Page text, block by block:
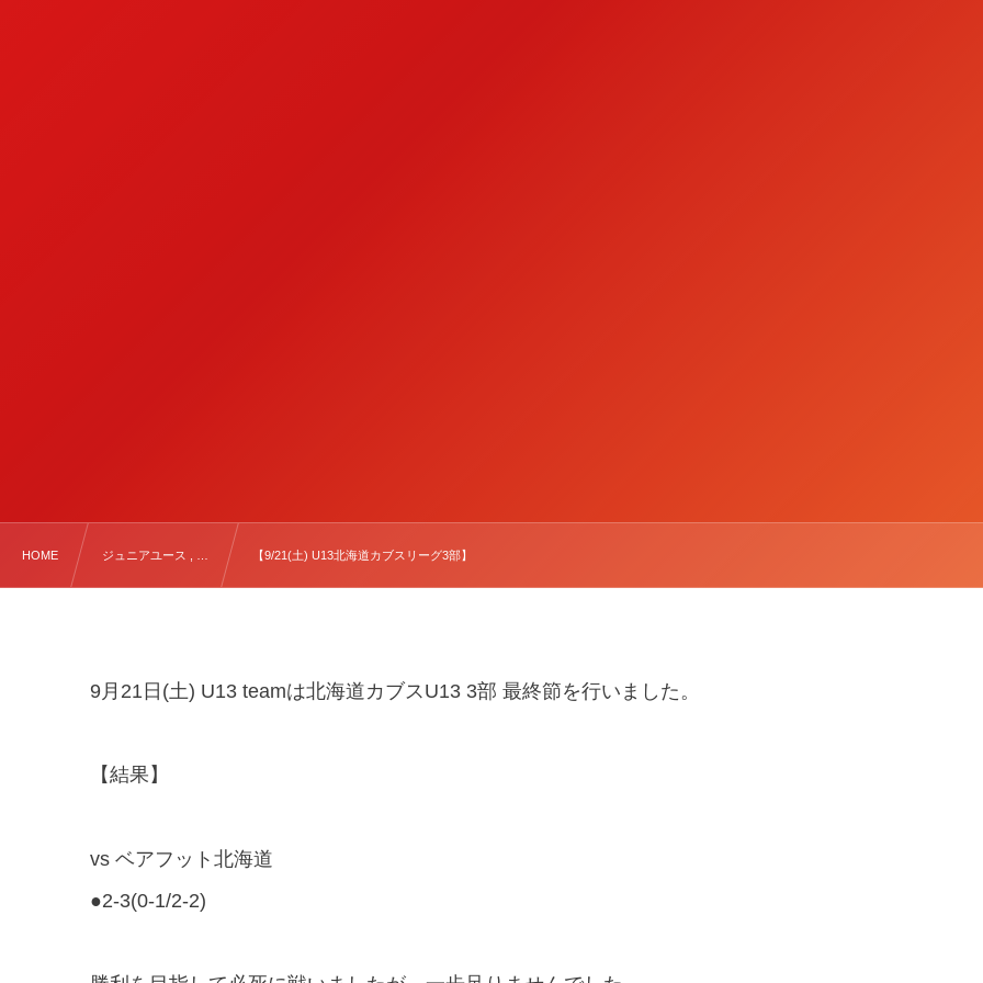
HOME ジュニアユース , … 【9/21(土) U13北海道カブスリーグ3部】
9月21日(土) U13 teamは北海道カブスU13 3部 最終節を行いました。
【結果】
vs ベアフット北海道
●2-3(0-1/2-2)